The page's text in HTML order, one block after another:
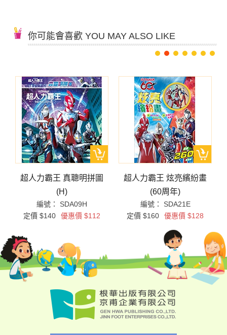
你可能會喜歡 YOU MAY ALSO LIKE
超人力霸王 真聰明拼圖
(H)
編號： SDA09H
定價 $140
優惠價 $112
超人力霸王 炫亮繽紛畫
(60周年)
編號： SDA21E
定價 $160
優惠價 $128